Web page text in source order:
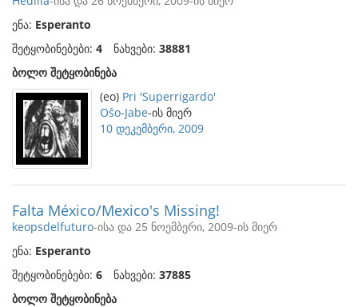
ენა: Esperanto
შეტყობინებები: 4 ნახვები: 38881
ბოლო შეტყობინება
(eo) Pri 'Superrigardo'
Oŝo-Jabe-ის მიერ
10 დეკემბერი, 2009
Falta México/Mexico's Missing!
keopsdelfuturo-ისა და 25 ნოემბერი, 2009-ის მიერ
ენა: Esperanto
შეტყობინებები: 6 ნახვები: 37885
ბოლო შეტყობინება